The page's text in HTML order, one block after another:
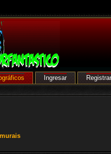
Ingresar